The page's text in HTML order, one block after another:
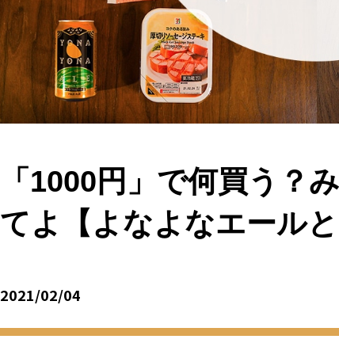
「1000円」で何買う？
てよ【よなよなエール
2021/02/04